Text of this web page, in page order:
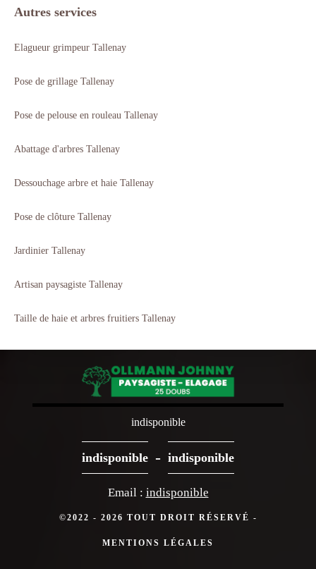
Autres services
Elagueur grimpeur Tallenay
Pose de grillage Tallenay
Pose de pelouse en rouleau Tallenay
Abattage d'arbres Tallenay
Dessouchage arbre et haie Tallenay
Pose de clôture Tallenay
Jardinier Tallenay
Artisan paysagiste Tallenay
Taille de haie et arbres fruitiers Tallenay
indisponible
indisponible - indisponible
Email : indisponible
©2022 - 2026 TOUT DROIT RÉSERVÉ -
MENTIONS LÉGALES